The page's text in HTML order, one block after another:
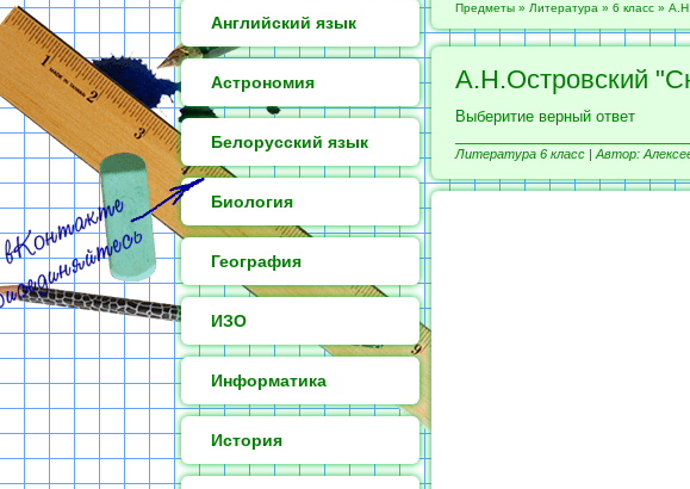
Английский язык
Астрономия
Белорусский язык
Биология
География
ИЗО
Информатика
История
Предметы » Литература » 6 класс »
А.Н.Островский
Выберитие верный ответ
Литература 6 класс | Автор: